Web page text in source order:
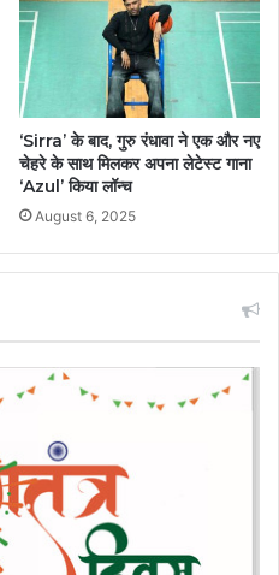
‘Sirra’ के बाद, गुरु रंधावा ने एक और नए
चेहरे के साथ मिलकर अपना लेटेस्ट गाना
‘Azul’ किया लॉन्च
August 6, 2025